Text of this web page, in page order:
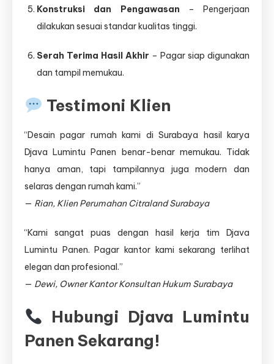
Konstruksi dan Pengawasan – Pengerjaan
dilakukan sesuai standar kualitas tinggi.
Serah Terima Hasil Akhir – Pagar siap digunakan
dan tampil memukau.
Testimoni Klien
“Desain pagar rumah kami di Surabaya hasil karya
Djava Lumintu Panen benar-benar memukau. Tidak
hanya aman, tapi tampilannya juga modern dan
selaras dengan rumah kami.”
— Rian, Klien Perumahan Citraland Surabaya
“Kami sangat puas dengan hasil kerja tim Djava
Lumintu Panen. Pagar kantor kami sekarang terlihat
elegan dan profesional.”
— Dewi, Owner Kantor Konsultan Hukum Surabaya
Hubungi Djava Lumintu
Panen Sekarang!